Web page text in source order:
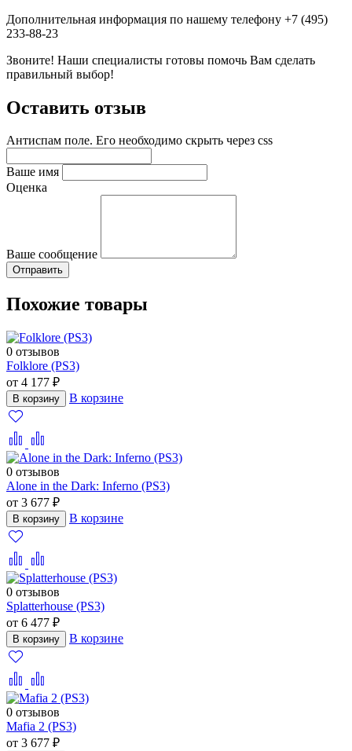
Дополнительная информация по нашему телефону +7 (495)
233-88-23
Звоните! Наши специалисты готовы помочь Вам сделать
правильный выбор!
Оставить отзыв
Антиспам поле. Его необходимо скрыть через css
Ваше имя
Оценка
Ваше сообщение
Похожие товары
0 отзывов
Folklore (PS3)
от 4 177 ₽
В корзину В корзине
0 отзывов
Alone in the Dark: Inferno (PS3)
от 3 677 ₽
В корзину В корзине
0 отзывов
Splatterhouse (PS3)
от 6 477 ₽
В корзину В корзине
0 отзывов
Mafia 2 (PS3)
от 3 677 ₽